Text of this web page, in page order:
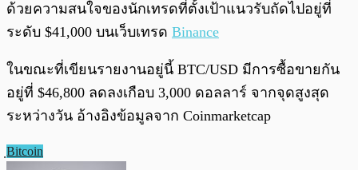
ด้วยความสนใจของนักเทรดที่ตั้งเป้าแนวรับถัดไปอยู่ที่
ระดับ $41,000 บนเว็บเทรด Binance
ในขณะที่เขียนรายงานอยู่นี้ BTC/USD มีการซื้อขายกัน
อยู่ที่ $46,800 ลดลงเกือบ 3,000 ดอลลาร์ จากจุดสูงสุด
ระหว่างวัน อ้างอิงข้อมูลจาก Coinmarketcap
ฺBitcoin